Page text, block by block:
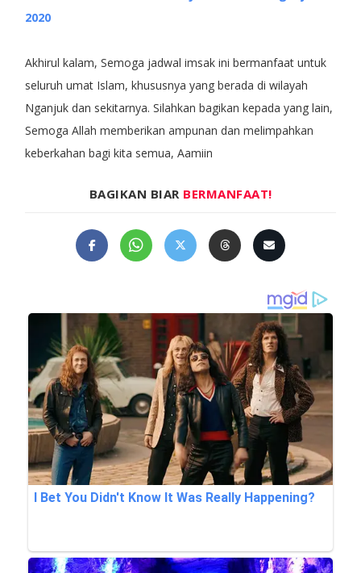
2020
Akhirul kalam, Semoga jadwal imsak ini bermanfaat untuk
seluruh umat Islam, khususnya yang berada di wilayah
Nganjuk dan sekitarnya. Silahkan bagikan kepada yang lain,
Semoga Allah memberikan ampunan dan melimpahkan
keberkahan bagi kita semua, Aamiin
BAGIKAN BIAR BERMANFAAT!